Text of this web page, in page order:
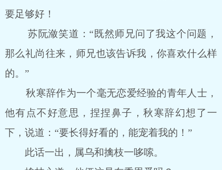
要足够好！
苏阮潋笑道：“既然师兄问了我这个问题，
那么礼尚往来，师兄也该告诉我，你喜欢什么样
的。”
秋寒辞作为一个毫无恋爱经验的青年人士，
他有点不好意思，捏捏鼻子，秋寒辞幻想了一
下，说道：“要长得好看的，能宠着我的！”
此话一出，属乌和擒枝一哆嗦。